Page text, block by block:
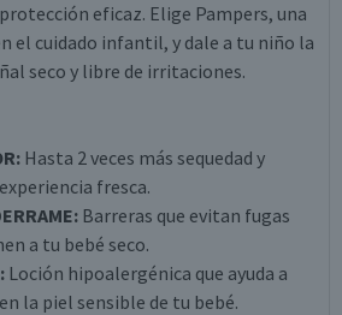
eficaz. Elige Pampers, una
el cuidado infantil, y dale a tu niño la
seco y libre de irritaciones.
Hasta 2 veces más sequedad y
fresca.
Barreras que evitan fugas
a tu bebé seco.
Loción hipoalergénica que ayuda a
la piel sensible de tu bebé.